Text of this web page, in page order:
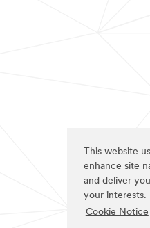
This website
enhance site
and deliver
your interests.
Cookie Notice